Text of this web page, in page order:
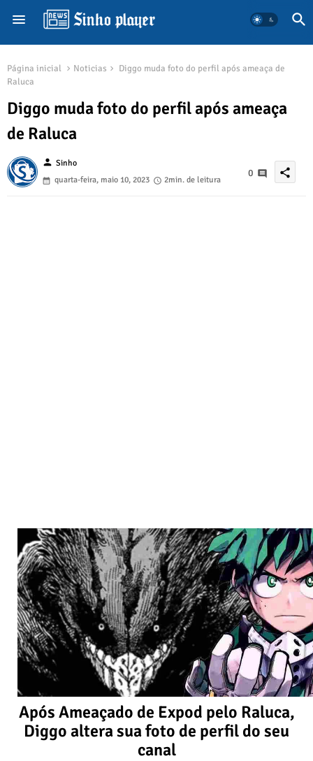
Página inicial Noticias
Diggo muda foto do perfil após ameaça de
Raluca
Diggo muda foto do perfil após ameaça
de Raluca
person Sinho
quarta-feira, maio 10, 2023
2min. de leitura
0 share
Após Ameaçado de Expod pelo Raluca,
Diggo altera sua foto de perfil do seu
canal